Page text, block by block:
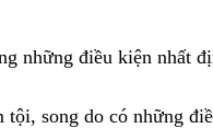
những điều kiện nhất
song do có những